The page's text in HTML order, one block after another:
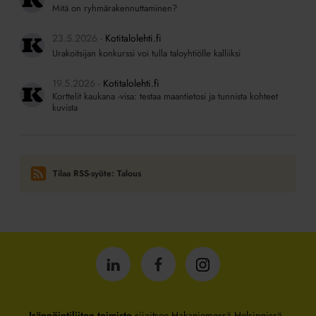
Mitä on ryhmärakennuttaminen?
23.5.2026 Kotitalolehti.fi
Urakoitsijan konkurssi voi tulla taloyhtiölle kalliiksi
19.5.2026 Kotitalolehti.fi
Korttelit kaukana -visa: testaa maantietosi ja tunnista kohteet
kuvista
Tilaa RSS-syöte: Talous
Isännöintiliitto
LinkedInissä
Isännöintiliitto
Facebookissa
Isännöintiliitto
Instagrammissa